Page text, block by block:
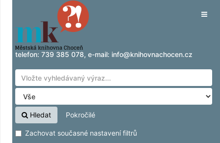
Zobrazuji výsledky1 - 20
Přeskočit na obsah
telefon: 739 385 078, e-mail: info@knihovnachocen.cz
Hledat Pokročilé
Zachovat současné nastavení filtrů